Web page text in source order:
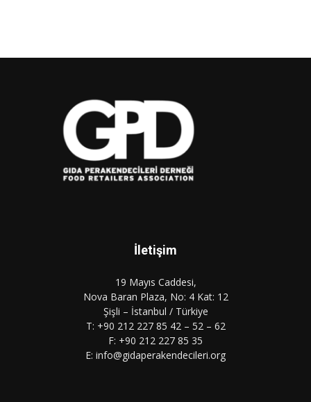
İletişim
19 Mayıs Caddesi,
Nova Baran Plaza, No: 4 Kat: 12
Şişli – İstanbul / Türkiye
T: +90 212 227 85 42 – 52 – 62
F: +90 212 227 85 35
E: info@gidaperakendecileri.org